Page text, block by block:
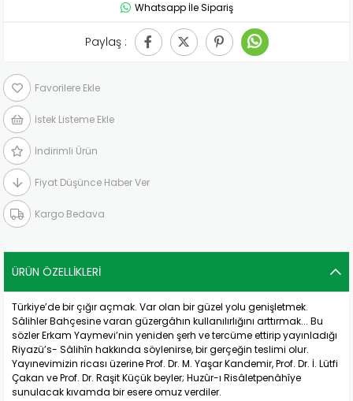
Whatsapp İle Sipariş
Paylaş :
Favorilere Ekle
İstek Listeme Ekle
İndirimli Ürün
Fiyat Düşünce Haber Ver
Kargo Bedava
ÜRÜN ÖZELLIKLERI
Türkiye’de bir çığır açmak. Var olan bir güzel yolu genişletmek.
Sâlihler Bahçesine varan güzergâhın kullanılırlığını arttırmak... Bu
sözler Erkam Yaymevi’nin yeniden şerh ve tercüme ettirip yayınladığı
Riyazü’s- Sâlihîn hakkında söylenirse, bir gerçeğin teslimi olur.
Yayınevimizin ricası üzerine Prof. Dr. M. Yaşar Kandemir, Prof. Dr. İ. Lütfi
Çakan ve Prof. Dr. Raşit Küçük beyler; Huzûr-ı Risâletpenâhîye
sunulacak kıvamda bir esere omuz verdiler.